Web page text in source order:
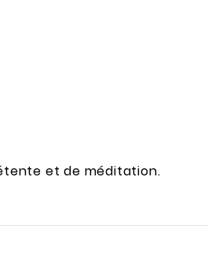
et de méditation.